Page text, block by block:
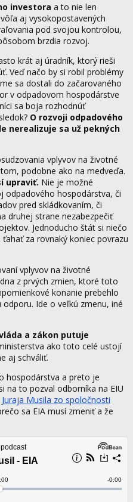
investora a to nie len
aj vysokopostavených
pod svojou kontrolou,
brzdia rozvoj.
krát aj úradník, ktorý rieši
Veď načo by si robil problémy
sa dostali do začarovaného
v odpadovom hospodárstve
sa boja rozhodnúť
O rozvoji odpadového
nerealizuje sa už pekných
vplyvov na životné
podobne ako na medveďa.
upraviť. Nie je možné
odpadového hospodárstva, či
pred skládkovaním, či
druhej strane nezabezpečiť
Jednoducho štát si niečo
za rovnaký koniec povrazu
vplyvov na životné
z prvých zmien, ktoré toto
konanie prebehlo
Ide o veľkú zmenu, iné
a zákon putuje
ako toto celé ustojí
aj schváliť.
hospodárstva a preto je
na to pozval odborníka na EIU
Juraja Musila zo spoločnosti
sa EIA musí zmeniť a že